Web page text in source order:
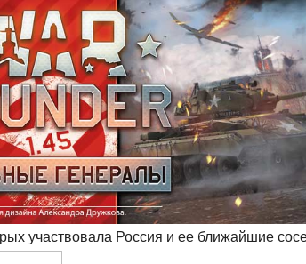
участвовала Россия и ее ближайшие